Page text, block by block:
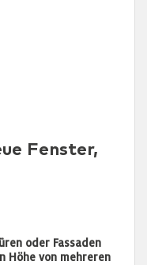
Fenster,
oder Fassaden
Höhe von mehreren